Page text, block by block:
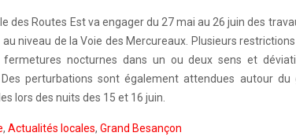
des Routes Est va engager du 27 mai au 26 juin des
niveau de la Voie des Mercureaux. Plusieurs
fermetures nocturnes dans un ou deux sens et
perturbations sont également attendues autour
lors des nuits des 15 et 16 juin.
, Actualités locales, Grand Besançon